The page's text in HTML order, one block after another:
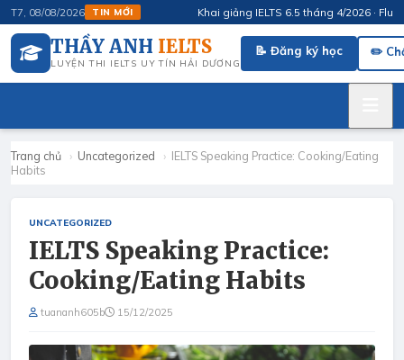
T7, 08/08/2026 TIN MỚI Khai giảng IELTS 6.5 tháng 4/2026 ·
THẦY ANH IELTS
LUYỆN THI IELTS UY TÍN HẢI DƯƠNG
📝 Đăng ký học ✏️
Trang chủ › Uncategorized › IELTS Speaking Practice: Cooking/Eating
Habits
UNCATEGORIZED
IELTS Speaking Practice:
Cooking/Eating Habits
tuananh605b 15/12/2025